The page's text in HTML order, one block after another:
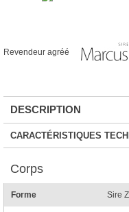
Revendeur agréé
DESCRIPTION
CARACTÉRISTIQUES
Corps
Forme Sire